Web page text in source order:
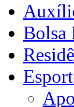
Bolsa